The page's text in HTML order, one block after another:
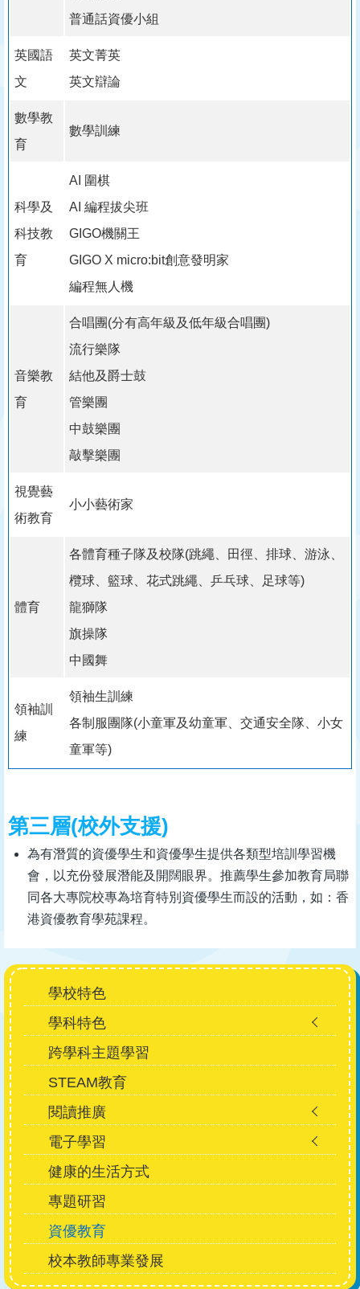
普通話資優小組
英國語
文
英文菁英
英文辯論
數學教
育
數學訓練
科學及
科技教
育
AI 圍棋
AI 編程拔尖班
GIGO機關王
GIGO X micro:bit創意發明家
編程無人機
音樂教
育
合唱團(分有高年級及低年級合唱團)
流行樂隊
結他及爵士鼓
管樂團
中鼓樂團
敲擊樂團
視覺藝
術教育
小小藝術家
體育
各體育種子隊及校隊(跳繩、田徑、排球、游泳、
欖球、籃球、花式跳繩、乒乓球、足球等)
龍獅隊
旗操隊
中國舞
領袖訓
練
領袖生訓練
各制服團隊(小童軍及幼童軍、交通安全隊、小女
童軍等)
第三層(校外支援)
為有潛質的資優學生和資優學生提供各類型培訓學習機
會，以充份發展潛能及開闊眼界。推薦學生參加教育局聯
同各大專院校專為培育特別資優學生而設的活動，如：香
港資優教育學苑課程。
Main
navigation
學校特色
學科特色
跨學科主題學習
STEAM教育
閱讀推廣
電子學習
健康的生活方式
專題研習
資優教育
校本教師專業發展